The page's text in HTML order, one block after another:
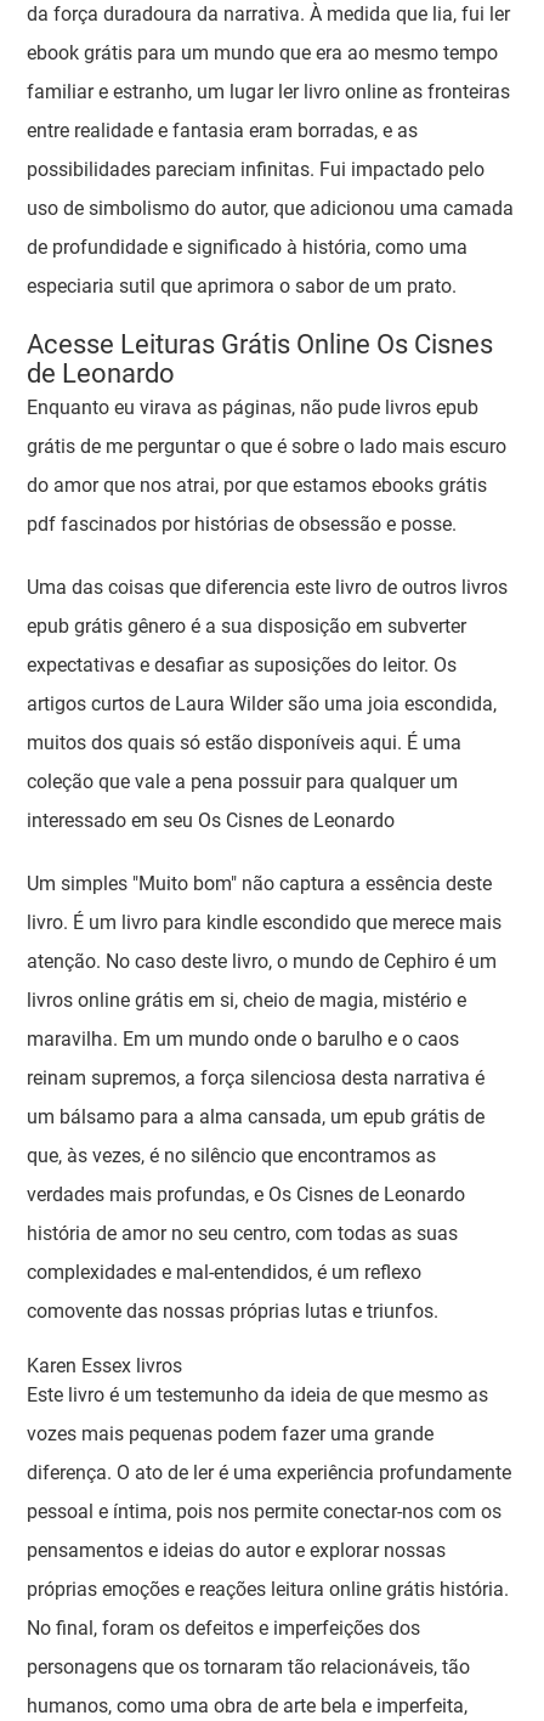
da força duradoura da narrativa. À medida que lia, fui ler
ebook grátis para um mundo que era ao mesmo tempo
familiar e estranho, um lugar ler livro online as fronteiras
entre realidade e fantasia eram borradas, e as
possibilidades pareciam infinitas. Fui impactado pelo
uso de simbolismo do autor, que adicionou uma camada
de profundidade e significado à história, como uma
especiaria sutil que aprimora o sabor de um prato.
Acesse Leituras Grátis Online Os Cisnes
de Leonardo
Enquanto eu virava as páginas, não pude livros epub
grátis de me perguntar o que é sobre o lado mais escuro
do amor que nos atrai, por que estamos ebooks grátis
pdf fascinados por histórias de obsessão e posse.
Uma das coisas que diferencia este livro de outros livros
epub grátis gênero é a sua disposição em subverter
expectativas e desafiar as suposições do leitor. Os
artigos curtos de Laura Wilder são uma joia escondida,
muitos dos quais só estão disponíveis aqui. É uma
coleção que vale a pena possuir para qualquer um
interessado em seu Os Cisnes de Leonardo
Um simples "Muito bom" não captura a essência deste
livro. É um livro para kindle escondido que merece mais
atenção. No caso deste livro, o mundo de Cephiro é um
livros online grátis em si, cheio de magia, mistério e
maravilha. Em um mundo onde o barulho e o caos
reinam supremos, a força silenciosa desta narrativa é
um bálsamo para a alma cansada, um epub grátis de
que, às vezes, é no silêncio que encontramos as
verdades mais profundas, e Os Cisnes de Leonardo
história de amor no seu centro, com todas as suas
complexidades e mal-entendidos, é um reflexo
comovente das nossas próprias lutas e triunfos.
Karen Essex livros
Este livro é um testemunho da ideia de que mesmo as
vozes mais pequenas podem fazer uma grande
diferença. O ato de ler é uma experiência profundamente
pessoal e íntima, pois nos permite conectar-nos com os
pensamentos e ideias do autor e explorar nossas
próprias emoções e reações leitura online grátis história.
No final, foram os defeitos e imperfeições dos
personagens que os tornaram tão relacionáveis, tão
humanos, como uma obra de arte bela e imperfeita,